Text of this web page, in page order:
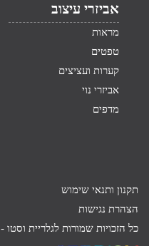
אביזרי עיצוב
מראות
טפטים
קערות ועציצים
אביזרי נוי
מדפים
תקנון ותנאי שימוש
הצהרת נגישות
כל הזכויות שמורות לגלריית וסטו -